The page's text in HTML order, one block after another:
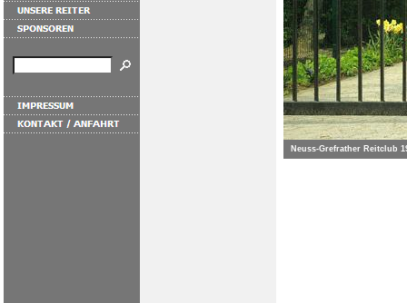
Neuss-Grefrather Reitclub